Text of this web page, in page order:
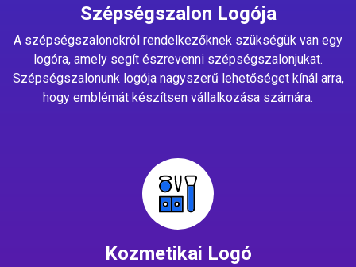
Szépségszalon Logója
A szépségszalonokról rendelkezőknek szükségük van egy
logóra, amely segít észrevenni szépségszalonjukat.
Szépségszalonunk logója nagyszerű lehetőséget kínál arra,
hogy emblémát készítsen vállalkozása számára.
Kozmetikai Logó